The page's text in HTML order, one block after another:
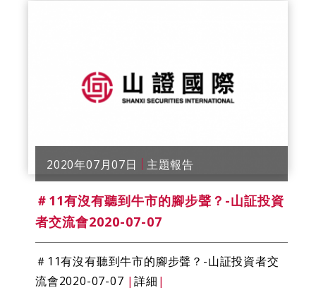
2020年07月07日 主題報告
＃11有沒有聽到牛市的腳步聲？-山証投資
者交流會2020-07-07
＃11有沒有聽到牛市的腳步聲？-山証投資者交
流會2020-07-07 |詳細 |